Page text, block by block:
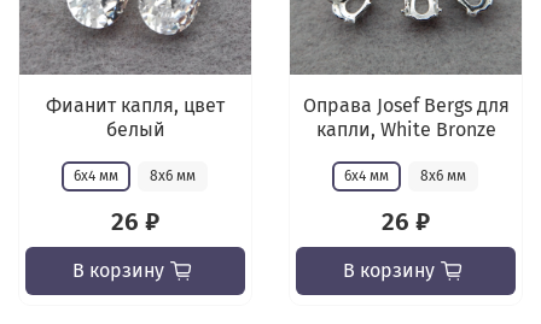
Фианит капля, цвет
белый
6х4 мм 8х6 мм
26 ₽
В корзину
Оправа Josef Bergs для
капли, White Bronze
6х4 мм 8х6 мм
26 ₽
В корзину